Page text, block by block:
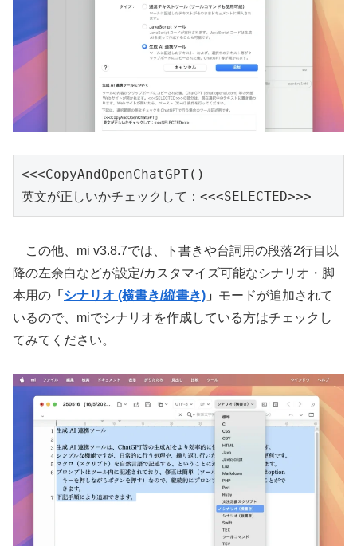
<<<CopyAndOpenChatGPT()
英文が正しいかチェックして：<<<SELECTED>>>
この他、mi v3.8.7では、ト書きや台詞用の段落2行目以
降の左余白などが設定/カスタマイズ可能なシナリオ・脚
本用の 「 シナリオ (横書き/縦書き) 」 モードが追加されて
いるので、miでシナリオを作成している方はチェックし
てみてください。